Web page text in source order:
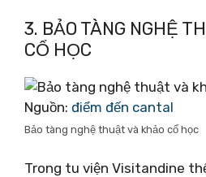
3. BẢO TÀNG NGHỆ
CỔ HỌC
Nguồn: điểm đến cantal
Bảo tàng nghệ thuật và khảo cổ học
Trong tu viện Visitandine